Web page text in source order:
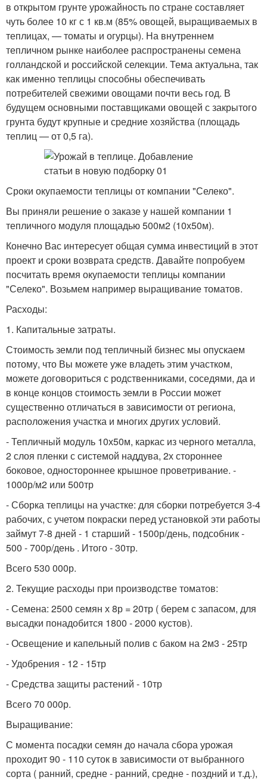
в открытом грунте урожайность по стране составляет
чуть более 10 кг с 1 кв.м (85% овощей, выращиваемых в
теплицах, — томаты и огурцы). На внутреннем
тепличном рынке наиболее распространены семена
голландской и российской селекции. Тема актуальна, так
как именно теплицы способны обеспечивать
потребителей свежими овощами почти весь год. В
будущем основными поставщиками овощей с закрытого
грунта будут крупные и средние хозяйства (площадь
теплиц — от 0,5 га).
Сроки окупаемости теплицы от компании "Селеко".
Вы приняли решение о заказе у нашей компании 1
тепличного модуля площадью 500м2 (10х50м).
Конечно Вас интересует общая сумма инвестиций в этот
проект и сроки возврата средств. Давайте попробуем
посчитать время окупаемости теплицы компании
"Селеко". Возьмем например выращивание томатов.
Расходы:
1. Капитальные затраты.
Стоимость земли под тепличный бизнес мы опускаем
потому, что Вы можете уже владеть этим участком,
можете договориться с родственниками, соседями, да и
в конце концов стоимость земли в России может
существенно отличаться в зависимости от региона,
расположения участка и многих других условий.
- Тепличный модуль 10х50м, каркас из черного металла,
2 слоя пленки с системой наддува, 2х стороннее
боковое, одностороннее крышное проветривание. -
1000р/м2 или 500тр
- Сборка теплицы на участке: для сборки потребуется 3-4
рабочих, с учетом покраски перед установкой эти работы
займут 7-8 дней - 1 старший - 1500р/день, подсобник -
500 - 700р/день . Итого - 30тр.
Всего 530 000р.
2. Текущие расходы при производстве томатов:
- Семена: 2500 семян х 8р = 20тр ( берем с запасом, для
высадки понадобится 1800 - 2000 кустов).
- Освещение и капельный полив с баком на 2м3 - 25тр
- Удобрения - 12 - 15тр
- Средства защиты растений - 10тр
Всего 70 000р.
Выращивание:
С момента посадки семян до начала сбора урожая
проходит 90 - 110 суток в зависимости от выбранного
сорта ( ранний, средне - ранний, средне - поздний и т.д.),